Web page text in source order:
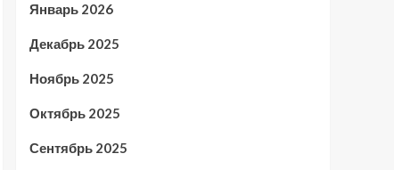
Январь 2026
Декабрь 2025
Ноябрь 2025
Октябрь 2025
Сентябрь 2025